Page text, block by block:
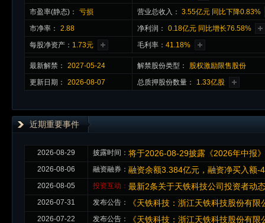
市盈率(静态)：
亏损 营业总收入： 3.55亿元 同比下降0.83%
市净率：
2.88 净利润：
0.18亿元 同比增长76.58%
每股净资产： 1.73元 毛利率： 41.18%
最新解禁 ： 2027-05-24 解禁股份类型：
股权激励限售股份
更新日期：
2026-08-07 总质押股份数量： 1.33亿股
近期重要事件
2026-08-29 披露时间： 将于2026-08-29披露《2026年中报》
2026-08-06 融资融券： 融资余额3.384亿元，融资净买入额-
2026-08-05 投资互动： 最新2条关于天铁科技公司投资者动
2026-07-31 发布公告： 《天铁科技：浙江天铁科技股份有
2026-07-22 发布公告： 《天铁科技：浙江天铁科技股份有